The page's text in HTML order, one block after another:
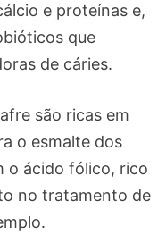
e proteínas e,
que
de cáries.
são ricas em
o esmalte dos
o ácido fólico, rico
no tratamento de